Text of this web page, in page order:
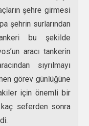
şehre girmesi
şehrin surlarından
bu şekilde
aracı tankerin
sıyrılmayı
görev günlüğüne
için önemli bir
kaç seferden sonra